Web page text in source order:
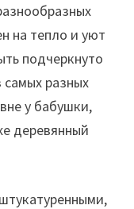
на тепло и уют
подчеркнуто
разных
у бабушки,
деревянный